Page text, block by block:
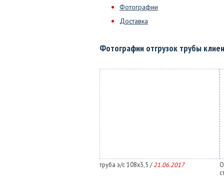
Фотографии
Доставка
Фотографии отгрузок трубы
труба э/с 108х3,5 / 21.06.2017